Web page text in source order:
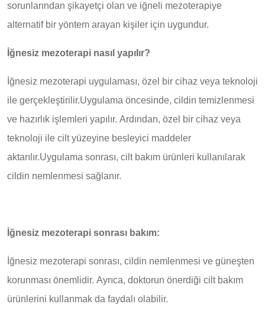
sorunlarından şikayetçi olan ve iğneli mezoterapiye
alternatif bir yöntem arayan kişiler için uygundur.
İğnesiz mezoterapi nasıl yapılır?
İğnesiz mezoterapi uygulaması, özel bir cihaz veya teknoloji
ile gerçekleştirilir.Uygulama öncesinde, cildin temizlenmesi
ve hazırlık işlemleri yapılır. Ardından, özel bir cihaz veya
teknoloji ile cilt yüzeyine besleyici maddeler
aktarılır.Uygulama sonrası, cilt bakım ürünleri kullanılarak
cildin nemlenmesi sağlanır.
İğnesiz mezoterapi sonrası bakım:
İğnesiz mezoterapi sonrası, cildin nemlenmesi ve güneşten
korunması önemlidir. Ayrıca, doktorun önerdiği cilt bakım
ürünlerini kullanmak da faydalı olabilir.